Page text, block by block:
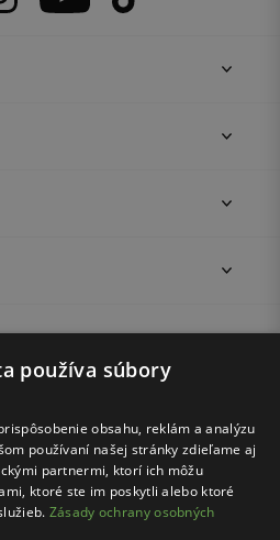
používa súbory
obsahu, reklám a analýzu
používaní našej stránky zdieľame aj
partnermi, ktorí ich môžu
ktoré ste im poskytli alebo ktoré
Zásady ochrany osobných